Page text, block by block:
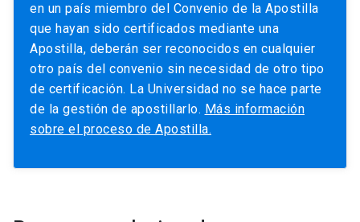
en un país miembro del Convenio de la Apostilla
que hayan sido certificados mediante una
Apostilla, deberán ser reconocidos en cualquier
otro país del convenio sin necesidad de otro tipo
de certificación. La Universidad no se hace parte
de la gestión de apostillarlo. Más información
sobre el proceso de Apostilla.